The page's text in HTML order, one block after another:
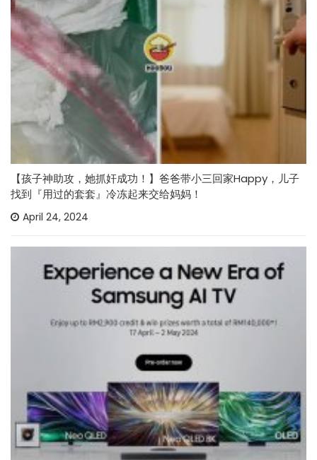
【孩子神助攻，她抓奸成功！】爸爸带小三回家Happy，儿子
找到『用过的套套』冷冻起来交给妈妈！
April 24, 2024